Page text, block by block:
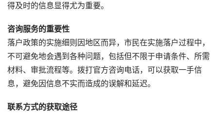
得及时的信息显得尤为重要。
咨询服务的重要性
落户政策的实施细则因地区而异，市民在实施落户过程中，
不可避免地会遇到各种问题，包括但不限于申请条件、所需
材料、审批流程等。拨打官方咨询电话，可以获取一手信
息，避免因信息不实而造成的误解和延迟。
联系方式的获取途径